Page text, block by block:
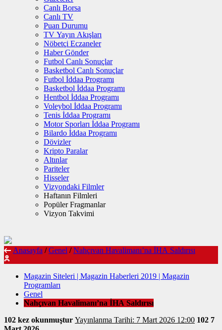
Canlı Borsa
Canlı TV
Puan Durumu
TV Yayın Akışları
Nöbetçi Eczaneler
Haber Gönder
Futbol Canlı Sonuçlar
Basketbol Canlı Sonuçlar
Futbol İddaa Programı
Basketbol İddaa Programı
Hentbol İddaa Programı
Voleybol İddaa Programı
Tenis İddaa Programı
Motor Sporları İddaa Programı
Bilardo İddaa Programı
Dövizler
Kripto Paralar
Altınlar
Pariteler
Hisseler
Vizyondaki Filmler
Haftanın Filmleri
Popüler Fragmanlar
Vizyon Takvimi
Anasayfa / Genel / Nahçıvan Havalimanı’na İHA Saldırısı
Magazin Siteleri | Magazin Haberleri 2019 | Magazin
Programları
Genel
Nahçıvan Havalimanı’na İHA Saldırısı
102 kez okunmuştur
Yayınlanma Tarihi: 7 Mart 2026 12:00 102 7